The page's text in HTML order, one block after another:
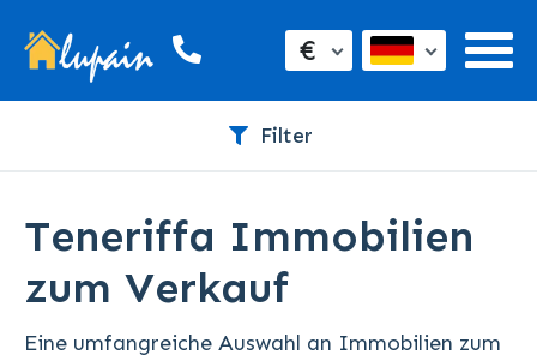
€
Filter
Teneriffa Immobilien
zum Verkauf
Eine umfangreiche Auswahl an Immobilien zum